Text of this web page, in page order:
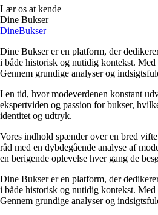
Lær os at kende
Dine Bukser
DineBukser
Dine Bukser er en platform, der
i både historisk og nutidig kontekst. Med
Gennem grundige analyser og
I en tid, hvor modeverdenen konstant
ekspertviden og passion for bukser,
identitet og udtryk.
Vores indhold spænder over en bred
råd med en dybdegående analyse af
en berigende oplevelse hver gang de
Dine Bukser er en platform, der
i både historisk og nutidig kontekst. Med
Gennem grundige analyser og